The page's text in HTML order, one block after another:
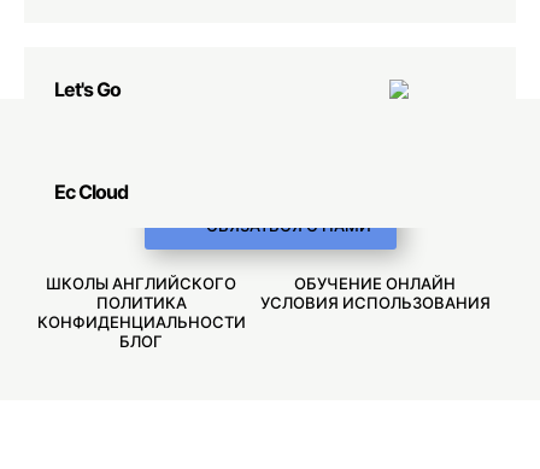
Let's Go
Ec Cloud
СВЯЗАТЬСЯ С НАМИ
ШКОЛЫ АНГЛИЙСКОГО
ОБУЧЕНИЕ ОНЛАЙН
ПОЛИТИКА
КОНФИДЕНЦИАЛЬНОСТИ
УСЛОВИЯ ИСПОЛЬЗОВАНИЯ
БЛОГ